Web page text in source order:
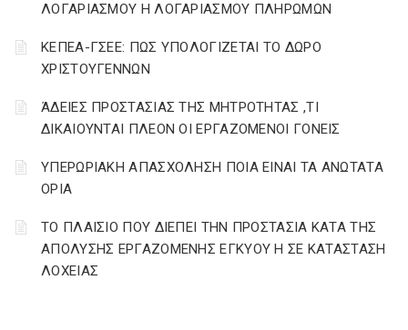
ΛΟΓΑΡΙΑΣΜΟΥ Η ΛΟΓΑΡΙΑΣΜΟΥ ΠΛΗΡΩΜΩΝ
ΚΕΠΕΑ-ΓΣΕΕ: ΠΩΣ ΥΠΟΛΟΓΙΖΕΤΑΙ ΤΟ ΔΩΡΟ
ΧΡΙΣΤΟΥΓΕΝΝΩΝ
ΆΔΕΙΕΣ ΠΡΟΣΤΑΣΙΑΣ ΤΗΣ ΜΗΤΡΟΤΗΤΑΣ ,ΤΙ
ΔΙΚΑΙΟΥΝΤΑΙ ΠΛΕΟΝ ΟΙ ΕΡΓΑΖΟΜΕΝΟΙ ΓΟΝΕΙΣ
ΥΠΕΡΩΡΙΑΚΗ ΑΠΑΣΧΟΛΗΣΗ ΠΟΙΑ ΕΙΝΑΙ ΤΑ ΑΝΩΤΑΤΑ
ΟΡΙΑ
ΤΟ ΠΛΑΙΣΙΟ ΠΟΥ ΔΙΕΠΕΙ ΤΗΝ ΠΡΟΣΤΑΣΙΑ ΚΑΤΑ ΤΗΣ
ΑΠΟΛΥΣΗΣ ΕΡΓΑΖΟΜΕΝΗΣ ΕΓΚΥΟΥ Η ΣΕ ΚΑΤΑΣΤΑΣΗ
ΛΟΧΕΙΑΣ